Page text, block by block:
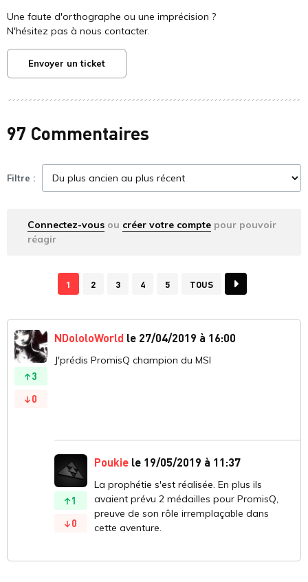
Une faute d'orthographe ou une imprécision ?
N'hésitez pas à nous contacter.
Envoyer un ticket
97 Commentaires
Filtre :
Connectez-vous ou créer votre compte pour pouvoir
réagir
1 2 3 4 5 TOUS
3
0
NDololoWorld le 27/04/2019 à 16:00
J'prédis PromisQ champion du MSI
1
0
Poukie le 19/05/2019 à 11:37
La prophétie s'est réalisée. En plus ils
avaient prévu 2 médailles pour PromisQ,
preuve de son rôle irremplaçable dans
cette aventure.